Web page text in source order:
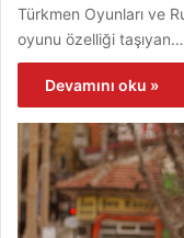
Türkmen Oyunları ve
oyunu özelliği taşıyan…
Devamını oku »